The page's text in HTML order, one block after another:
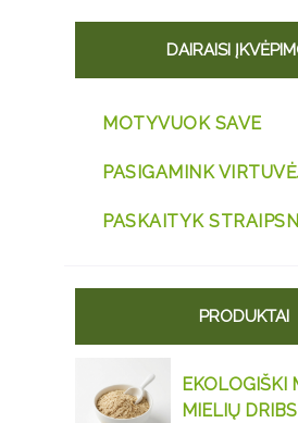
DAIRAISI
MOTYVUOK SAVE
PASIGAMINK
PASKAITYK
PRODUKTAI
EKOLOGIŠKI
MIELIŲ